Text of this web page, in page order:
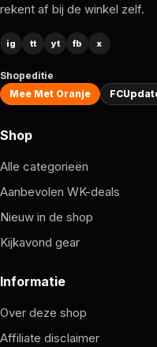
rekent af bij de winkel zelf.
ig tt yt fb x
Shopeditie
Mee Met Oranje
Shop
Alle categorieën
Aanbevolen WK-deals
Nieuw in de shop
Kijkavond gear
Informatie
Over deze shop
Affiliate disclaimer